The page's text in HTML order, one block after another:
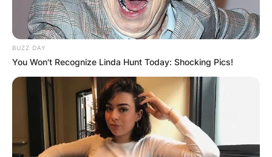
BUZZ DAY
You Won't Recognize Linda Hunt Today: Shocking Pics!